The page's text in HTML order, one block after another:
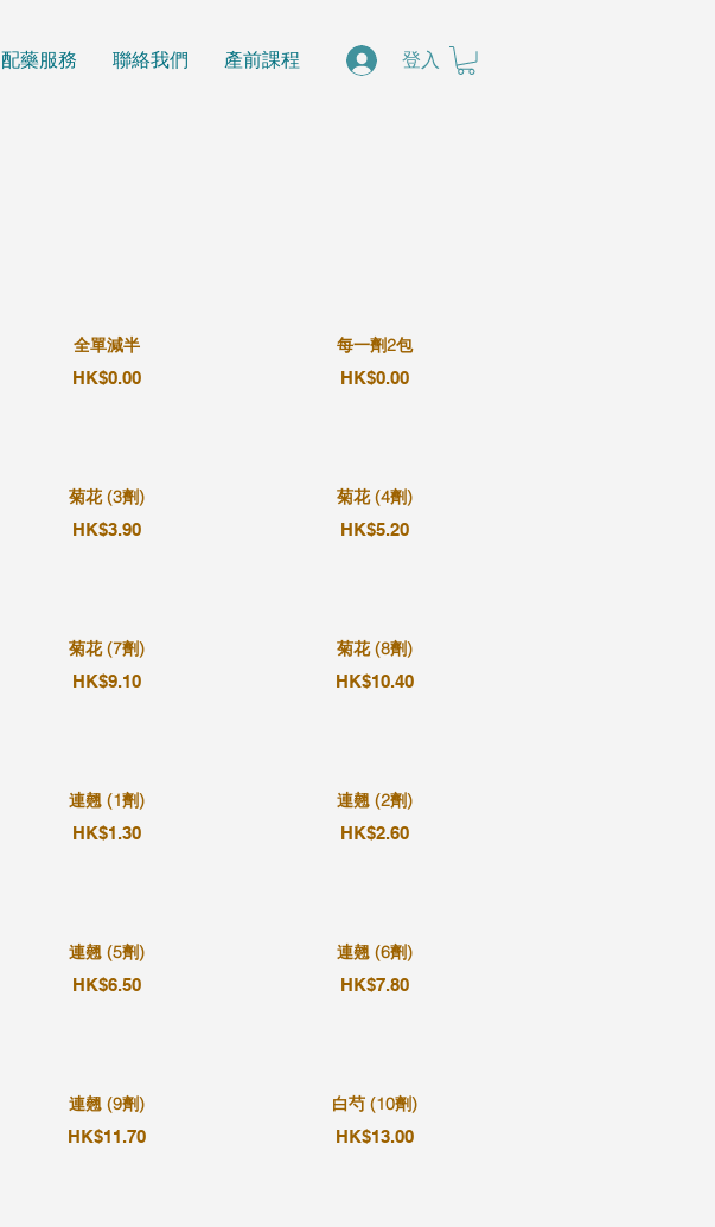
配藥服務 聯絡我們 產前課程 登入
全單減半
HK$0.00
菊花 (3劑)
HK$3.90
菊花 (7劑)
HK$9.10
連翹 (1劑)
HK$1.30
連翹 (5劑)
HK$6.50
連翹 (9劑)
HK$11.70
每一劑2包
HK$0.00
菊花 (4劑)
HK$5.20
菊花 (8劑)
HK$10.40
連翹 (2劑)
HK$2.60
連翹 (6劑)
HK$7.80
白芍 (10劑)
HK$13.00